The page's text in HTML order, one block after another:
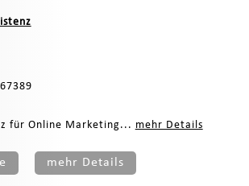
für Online Marketing... mehr Details
mehr Details